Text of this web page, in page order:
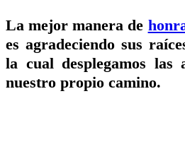
La mejor manera de
es agradeciendo sus
la cual desplegamos
nuestro propio camino.